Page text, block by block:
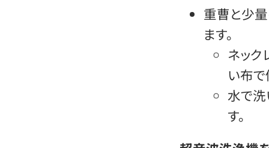
重曹と少
ます。
ネック
い布で
水で洗
す。